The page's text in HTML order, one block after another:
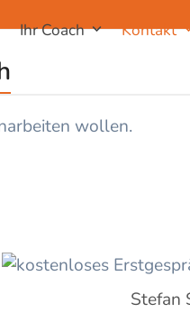
Ihr Coach Kontakt
wollen.
Stefan